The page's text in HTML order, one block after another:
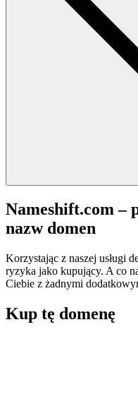
Nameshift.com –
nazw domen
Korzystając z naszej usługi
ryzyka jako kupujący. A co
Ciebie z żadnymi
Kup tę domenę